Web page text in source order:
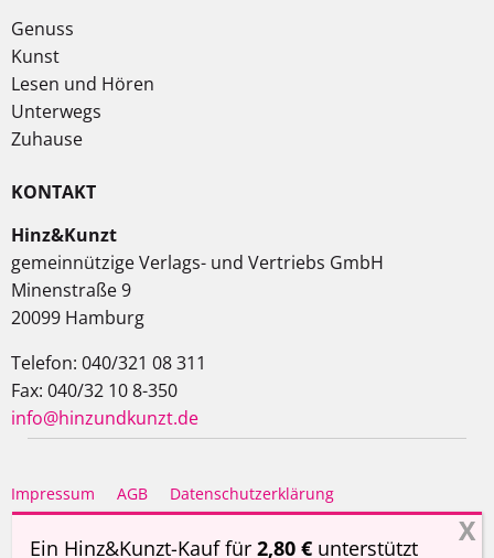
Genuss
Kunst
Lesen und Hören
Unterwegs
Zuhause
KONTAKT
Hinz&Kunzt
gemeinnützige Verlags- und Vertriebs GmbH
Minenstraße 9
20099 Hamburg
Telefon: 040/321 08 311
Fax: 040/32 10 8-350
info@hinzundkunzt.de
Impressum AGB
Datenschutzerklärung
Haftungsausschluss
Ein Hinz&Kunzt-Kauf für2,80 € unterstützt